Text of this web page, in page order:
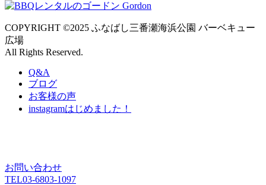
COPYRIGHT ©2025 ふなばし三番瀬海浜公園 バーベキュー
広場
All Rights Reserved.
Q&A
ブログ
お客様の声
instagramはじめました！
お問い合わせ
TEL03-6803-1097